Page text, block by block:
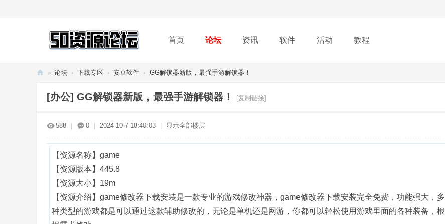
首页 论坛 资讯 软件 活动 教程
» 论坛 › 下载专区 › 安卓软件 › GG解锁器新版，最强手游解锁器！
[办公] GG解锁器新版，最强手游解锁器！ [复制链接]
588 0 2024-10-7 18:40:03 显示全部楼层
【资源名称】game
【资源版本】445.8
【资源大小】19m
【资源介绍】game修改器下载安装是一款专业的游戏修改神器，game修改器下载安装完全免费，功能强大，多
种类型的游戏都是可以通过这款辅助修改的，无论是单机还是网游，你都可以轻松使用游戏里面的各种装备，根